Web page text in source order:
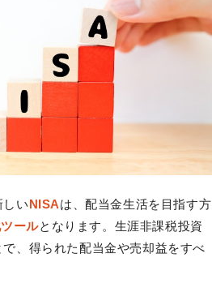
しいNISAは、配当金生活を目指す方
ールとなります。生涯非課税投資
、得られた配当金や売却益をすべ